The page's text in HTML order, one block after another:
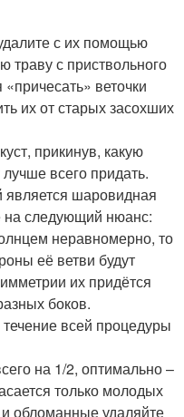
с их помощью
траву с приствольного
веточки
их от старых засохших
прикинув, какую
всего придать.
шаровидная
на следующий нюанс:
неравномерно, то
её ветви будут
их придётся
боков.
всей процедуры
на 1/2, оптимально –
только молодых
обломанные удаляйте